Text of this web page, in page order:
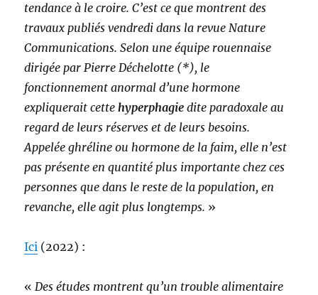
tendance à le croire. C’est ce que montrent des
travaux publiés vendredi dans la revue Nature
Communications. Selon une équipe rouennaise
dirigée par Pierre Déchelotte (*), le
fonctionnement anormal d’une hormone
expliquerait cettehyperphagie dite paradoxale au
regard de leurs réserves et de leurs besoins.
Appelée ghréline ou hormone de la faim, elle n’est
pas présente en quantité plus importante chez ces
personnes que dans le reste de la population, en
revanche, elle agit plus longtemps. »
Ici (2022) :
«Des études montrent qu’un trouble alimentaire